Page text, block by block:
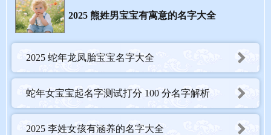
02. 俊（9 画，音 jùn）—— 指容貌英俊、才智出众。可起名如：
俊逸、俊豪、俊峰、俊贤。
如：睿哲、睿思、睿渊、睿康。
04. 晨（11 画，音 chén）—— 意为清早、太阳初升，充满生机与
活力。可起名如：晨曦、晨阳、晨宇、晨浩。
05. 豪（14 画，音 háo）—— 代表豪爽、气魄大，也有杰出、出众
之意。可起名如：豪杰、文豪、豪宇、豪俊。
2025 熊姓男宝宝有寓意的名字大全
2025 蛇年龙凤胎宝宝名字大全
蛇年女宝宝起名字测试打分 100 分名字解析
2025 李姓女孩有涵养的名字大全